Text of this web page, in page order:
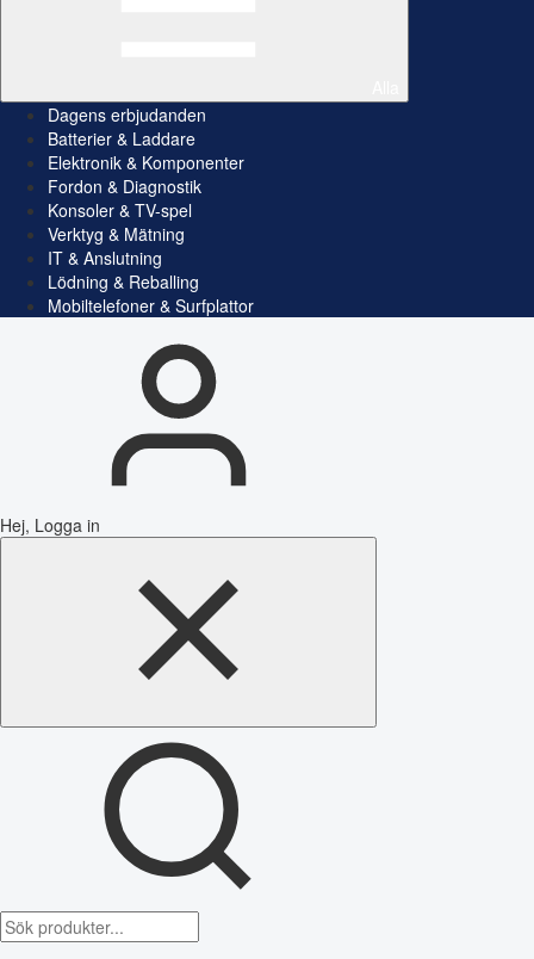
Dagens erbjudanden
Batterier & Laddare
Elektronik & Komponenter
Fordon & Diagnostik
Konsoler & TV-spel
Verktyg & Mätning
IT & Anslutning
Lödning & Reballing
Mobiltelefoner & Surfplattor
Hej, Logga in